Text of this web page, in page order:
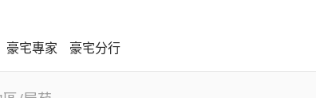
豪宅專家 豪宅分行